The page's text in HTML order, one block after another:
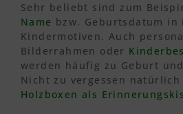
Sehr beliebt sind zum
Name bzw. Geburtsdatum in
Kindermotiven. Auch
Bilderrahmen oder
werden häufig zu Geburt
Nicht zu vergessen
Holzboxen als